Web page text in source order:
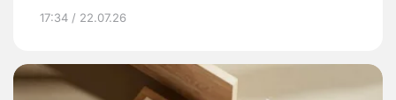
17:34 / 22.07.26